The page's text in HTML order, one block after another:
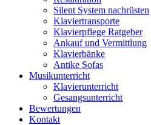
Silent System nachrüsten
Klaviertransporte
Klavierpflege Ratgeber
Ankauf und Vermittlung
Klavierbänke
Antike Sofas
Musikunterricht
Klavierunterricht
Gesangsunterricht
Bewertungen
Kontakt